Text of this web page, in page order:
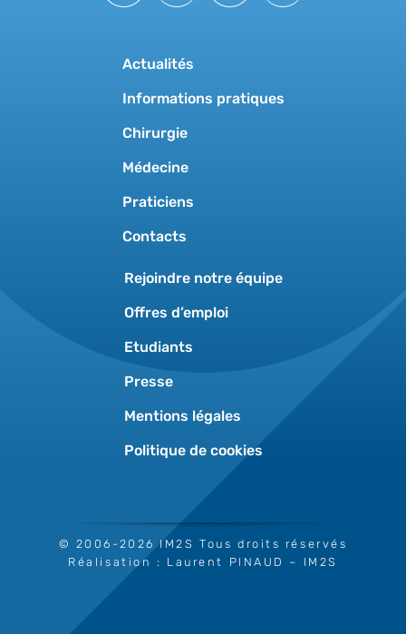
Actualités
Informations pratiques
Chirurgie
Médecine
Praticiens
Contacts
Rejoindre notre équipe
Offres d’emploi
Etudiants
Presse
Mentions légales
Politique de cookies
© 2006-2026 IM2S Tous droits réservés
Réalisation : Laurent PINAUD – IM2S